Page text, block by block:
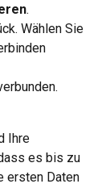
.
Wählen Sie
Ihre
es bis zu
ersten Daten